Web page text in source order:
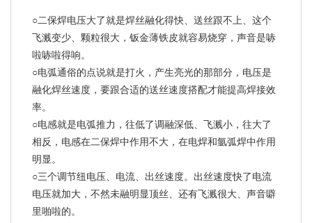
○二保焊电压大了就是焊丝融化得快、送丝跟不上、这个
飞溅变少、颗粒很大，钣金薄铁皮就容易烧穿，声音是哧
啦哧啦得响。
○电弧通俗的点说就是打火，产生亮光的那部分，电压是
融化焊丝速度，要跟合适的送丝速度搭配才能提高焊接效
率。
○电感就是电弧推力，往低了调融深低、飞溅小，往大了
相反，电感在二保焊中作用不大，在电焊和氩弧焊中作用
明显。
○三个调节纽电压、电流、出丝速度。出丝速度快了电流
电压就加大，不然未融明显顶丝、还有飞溅很大、声音噼
里啪啦的。